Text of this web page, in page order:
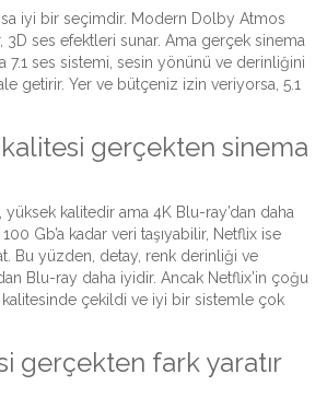
iyi bir seçimdir. Modern Dolby Atmos
3D ses efektleri sunar. Ama gerçek sinema
7.1 ses sistemi, sesin yönünü ve derinliğini
getirir. Yer ve bütçeniz izin veriyorsa, 5.1
kalitesi gerçekten sinema
yüksek kalitedir ama 4K Blu-ray’dan daha
Gb’a kadar veri taşıyabilir, Netflix ise
Bu yüzden, detay, renk derinliği ve
Blu-ray daha iyidir. Ancak Netflix’in çoğu
çekildi ve iyi bir sistemle çok
gerçekten fark yaratır